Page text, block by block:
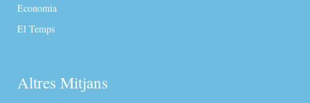
Economia
El Temps
Altres Mitjans